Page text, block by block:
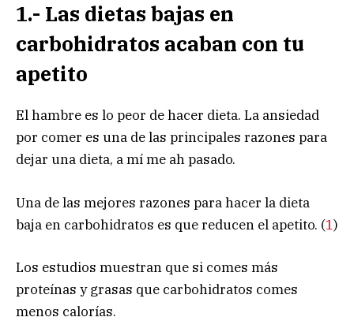
1.- Las dietas bajas en
carbohidratos acaban con tu
apetito
El hambre es lo peor de hacer dieta. La ansiedad
por comer es una de las principales razones para
dejar una dieta, a mí me ah pasado.
Una de las mejores razones para hacer la dieta
baja en carbohidratos es que reducen el apetito. (1)
Los estudios muestran que si comes más
proteínas y grasas que carbohidratos comes
menos calorías.